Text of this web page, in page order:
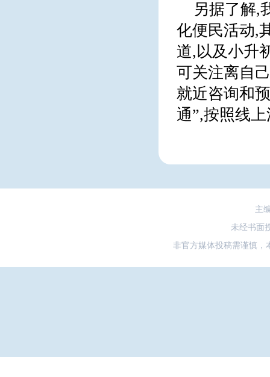
另据了解,
化便民活动,
道,以及小升
可关注离自
就近咨询和
通”,按照线
主
未经书面
非官方媒体投稿需谨慎，